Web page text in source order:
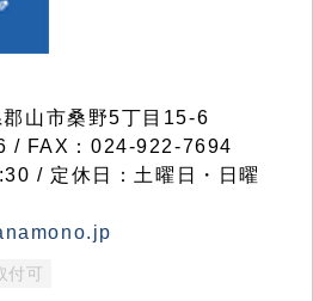
山市桑野5丁目15-6
/ FAX：024-922-7694
/ 定休日：土曜日・日曜
付可